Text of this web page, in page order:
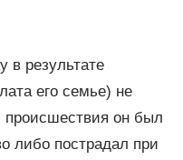
в результате
его семье) не
происшествия он был
либо пострадал при